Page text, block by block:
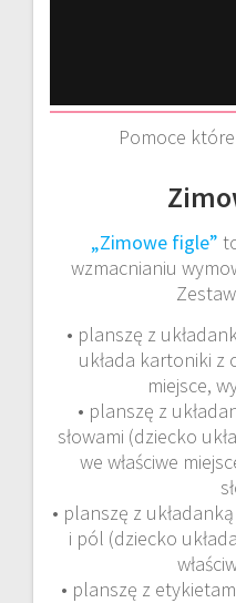
Pomoce
„Zimowe figle”
wzmacnianiu
• planszę z
układa kartoniki z
miejsce,
• planszę z
słowami (dziecko
we właściwe
• planszę z
i pól (dziecko
• planszę z